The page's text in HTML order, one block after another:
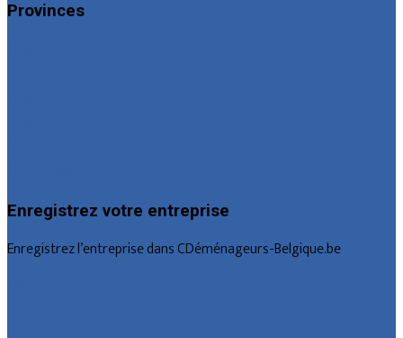
Provinces
Enregistrez votre entreprise
Enregistrez l’entreprise dans CDéménageurs-Belgique.be